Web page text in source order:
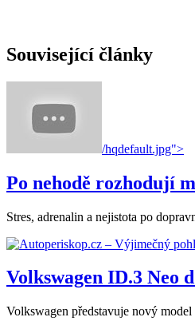
Související články
/hqdefault.jpg">
Po nehodě rozhodují
Stres, adrenalin a nejistota po
Volkswagen ID.3 Neo
Volkswagen představuje nový